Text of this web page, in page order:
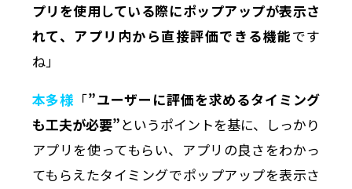
プリを使用している際にポップアップが表示さ
れて、アプリ内から直接評価できる機能です
ね」
本多様 「”ユーザーに評価を求めるタイミング
も工夫が必要”というポイントを基に、しっかり
アプリを使ってもらい、アプリの良さをわかっ
てもらえたタイミングでポップアップを表示さ